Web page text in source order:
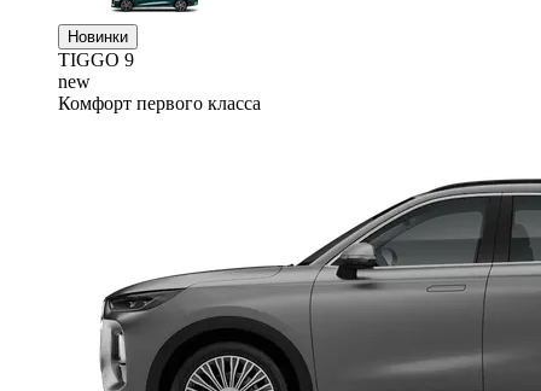
Новинки
TIGGO 9
new
Комфорт первого класса